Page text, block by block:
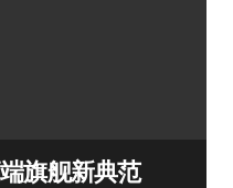
旗舰新典范